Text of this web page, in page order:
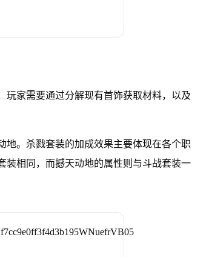
玩家需要通过分解现有首饰获取材料，以及
地。杀戮套装的加成效果主要体现在各个职
装相同，而撼天动地的属性则与斗战套装一